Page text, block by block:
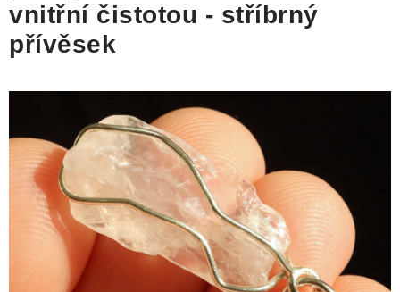
SLEVY
KRYSTALY
ČLÁNKY
NALEZIŠTĚ
NÁŠ PŘÍBĚH
vnitřní čistotou - stříbrný
přívěsek